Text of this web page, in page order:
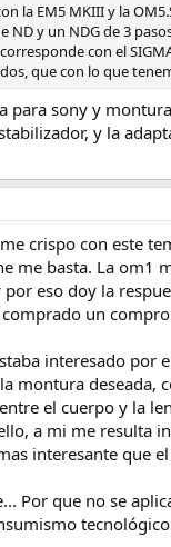
la EM5 MKIII y la
y un NDG de 3
con el
que con lo que
sony y
y la
crispo con este
me basta. La om1
eso doy la
un
interesado
montura
el cuerpo y la
a mi me resulta
interesante que
Por que no se